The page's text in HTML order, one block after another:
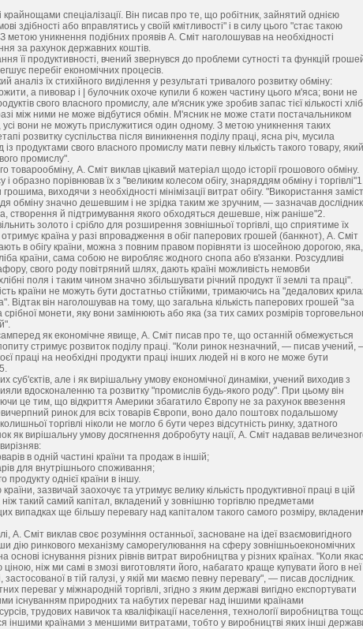
спеціалізації. Він писав про те, що робітник, зайнятий однією
здібності або вправлятись у своїй кмітливості" і в силу цього "стає такою
метою уникнення подібних проявів А. Сміт наголошував на необхідності
за рахунок державних коштів.
її продуктивності, вчений звернувся до проблеми сутності та функцій
перебіг економічних процесів.
їх стихійного виділення у результаті тривалого розвитку обміну:
а пивовар і | булочник охоче купили б кожен частину цього м'яса; вони не
свого власного промислу, але м'ясник уже зробив запас тієї кількості
між ними не може відбутися обмін. М'ясник не може стати постачальником
вони не можуть прислужитися один одному. З метою уникнення таких
розвитку суспільства після виникнення поділу праці, ясна річ, мусила
продуктами свого власного промислу мати певну кількість такого товару,
промислу".
А. Сміт виклав цікавий матеріал щодо історії грошового обміну.
образно порівнював їх з "великим колесом обігу, знаряддям обміну і
виходячи з необхідності мінімізації витрат обігу. "Використання
обміну значно дешевшим і не зрідка таким же зручним, — зазначав
створення й підтримування якого обходяться дешевше, ніж раніше"2.
золото і срібло для розширення зовнішньої торгівлі, що сприятиме їх
країна у разі впровадження в обіг паперових грошей (банкнот), А. Сміт
в обігу країни, можна з повним правом порівняти із шосейною дорогою, яка,
країни, сама собою не виробляє жодного снопа або в'язанки. Розсудливі
свого роду повітряний шлях, дають країні можливість немовби
поля і таким чином значно збільшувати річний продукт її землі та праці".
країни не можуть бути достатньо стійкими, тримаючись на "дедалових
Відтак він наголошував на тому, що загальна кількість паперових грошей "за
монети, яку вони замінюють або яка (за тих самих розмірів
як економічне явище, А. Сміт писав про те, що останній обмежується
стримує розвиток поділу праці. "Коли ринок незначний, — писав учений,
праці на необхідні продукти праці інших людей ні в кого не може бути
суб'єктів, але і як вирішальну умову економічної динаміки, учений виходив з
вдосконаленню та розвитку "промислів будь-якого роду". При цьому він
це тим, що відкриття Америки збагатило Європу не за рахунок ввезення
ринок для всіх товарів Європи, воно дало поштовх подальшому
торгівлі ніколи не могло б бути через відсутність ринку, здатного
як вирішальну умову досягнення добробуту нації, А. Сміт надавав
в одній частині країни та продаж в іншій;
для внутрішнього споживання;
однієї країни в іншу.
зазвичай заохочує та утримує велику кількість продуктивної праці в цій
ніж такий самий капітал, вкладений у зовнішню торгівлю предметами
випадках ще більшу перевагу над капіталом такого самого розміру,
А. Сміт виклав своє розуміння останньої, засноване на ідеї взаємовигідного
дію ринкового механізму саморегулювання на сферу зовнішньоекономічних
основі існування різних рівнів витрат виробництва у різних країнах. "Коли
ніж ми самі в змозі виготовляти його, набагато краще купувати його в неї
в тій галузі, у якій ми маємо певну перевагу", — писав дослідник.
у міжнародній торгівлі, згідно з яким державі вигідно експортувати
існуванням природних та набутих переваг над іншими країнами
трудових навичок та кваліфікації населення, технології виробництва
іншими країнами з меншими витратами, тобто у виробництві яких інші